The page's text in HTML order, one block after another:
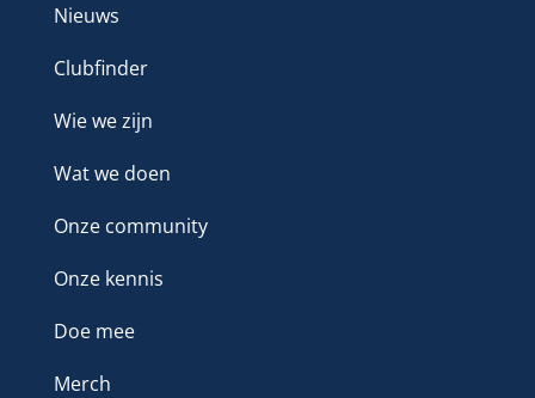
Nieuws
Clubfinder
Wie we zijn
Wat we doen
Onze community
Onze kennis
Doe mee
Merch